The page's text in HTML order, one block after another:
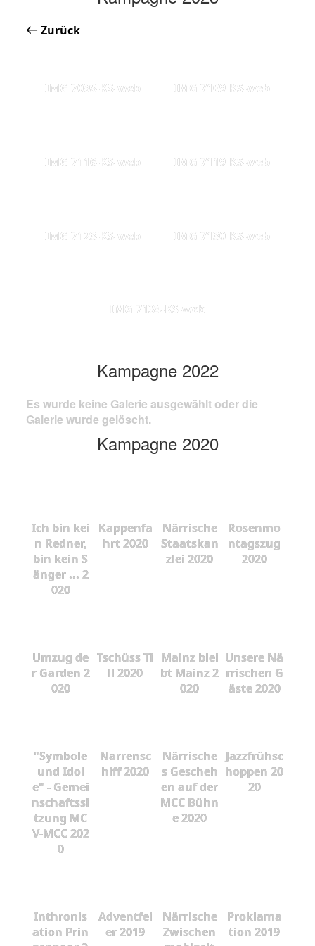
Zurück
IMG 7098-KS-web IMG 7109-KS-web
IMG 7116-KS-web IMG 7119-KS-web
IMG 7123-KS-web IMG 7130-KS-web
IMG 7134-KS-web
Kampagne 2022
Es wurde keine Galerie ausgewählt oder die
Galerie wurde gelöscht.
Kampagne 2020
Ich bin kei
n Redner,
bin kein S
änger ... 2
020
Kappenfa
hrt 2020
Närrische
Staatskan
zlei 2020
Rosenmo
ntagszug
2020
Umzug de
r Garden 2
020
Tschüss Ti
ll 2020
Mainz blei
bt Mainz 2
020
Unsere Nä
rrischen G
äste 2020
"Symbole
und Idol
e" - Gemei
nschaftssi
tzung MC
V-MCC 202
0
Narrensc
hiff 2020
Närrische
s Gescheh
en auf der
MCC Bühn
e 2020
Jazzfrühsc
hoppen 20
20
Inthronis
ation Prin
Adventfei
er 2019
Närrische
Zwischen
Proklama
tion 2019